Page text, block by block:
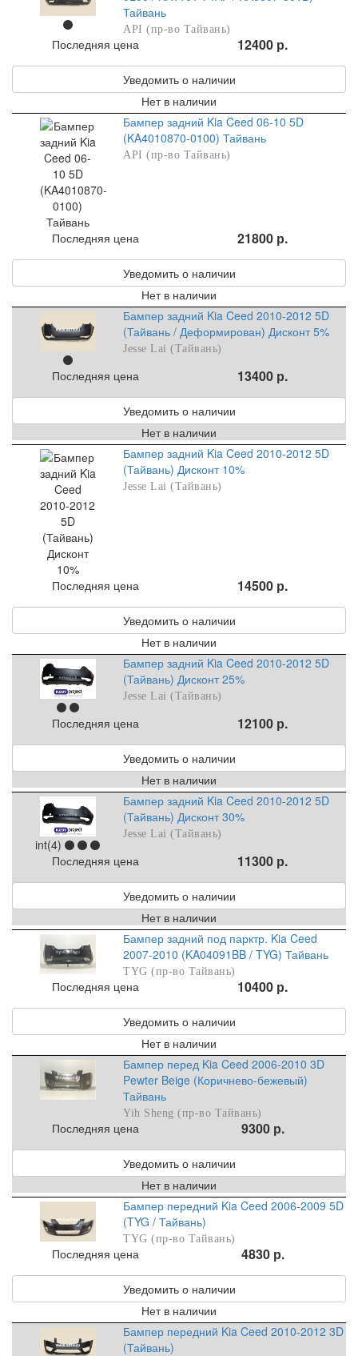
Тайвань
API (пр-во Тайвань)
Последняя цена 12400 р.
Уведомить о наличии
Нет в наличии
Бампер задний Kia Ceed 06-10 5D
(KA4010870-0100) Тайвань
API (пр-во Тайвань)
Последняя цена 21800 р.
Уведомить о наличии
Нет в наличии
Бампер задний Kia Ceed 2010-2012 5D
(Тайвань / Деформирован) Дисконт 5%
Jesse Lai (Тайвань)
Последняя цена 13400 р.
Уведомить о наличии
Нет в наличии
Бампер задний Kia Ceed 2010-2012 5D
(Тайвань) Дисконт 10%
Jesse Lai (Тайвань)
Последняя цена 14500 р.
Уведомить о наличии
Нет в наличии
Бампер задний Kia Ceed 2010-2012 5D
(Тайвань) Дисконт 25%
Jesse Lai (Тайвань)
Последняя цена 12100 р.
Уведомить о наличии
Нет в наличии
int(4)
Бампер задний Kia Ceed 2010-2012 5D
(Тайвань) Дисконт 30%
Jesse Lai (Тайвань)
Последняя цена 11300 р.
Уведомить о наличии
Нет в наличии
Бампер задний под парктр. Kia Ceed
2007-2010 (KA04091BB / TYG) Тайвань
TYG (пр-во Тайвань)
Последняя цена 10400 р.
Уведомить о наличии
Нет в наличии
Бампер перед Kia Ceed 2006-2010 3D
Pewter Beige (Коричнево-бежевый)
Тайвань
Yih Sheng (пр-во Тайвань)
Последняя цена 9300 р.
Уведомить о наличии
Нет в наличии
Бампер передний Kia Ceed 2006-2009 5D
(TYG / Тайвань)
TYG (пр-во Тайвань)
Последняя цена 4830 р.
Уведомить о наличии
Нет в наличии
Бампер передний Kia Ceed 2010-2012 3D
(Тайвань)